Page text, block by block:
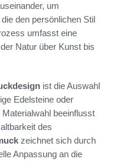
um
den persönlichen Stil
umfasst eine
Natur über Kunst bis
ist die Auswahl
Edelsteine oder
beeinflusst
des
zeichnet sich durch
Anpassung an die